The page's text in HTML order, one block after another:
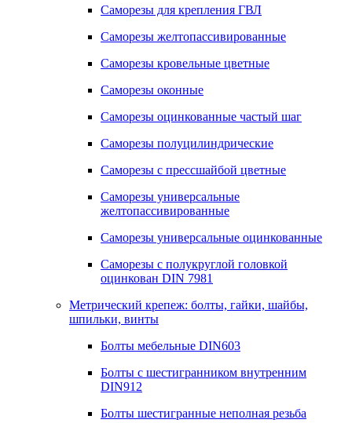
Саморезы для крепления ГВЛ
Саморезы желтопассивированные
Саморезы кровельные цветные
Саморезы оконные
Саморезы оцинкованные частый шаг
Саморезы полуцилиндрические
Саморезы с прессшайбой цветные
Саморезы универсальные
желтопассивированные
Саморезы универсальные оцинкованные
Саморезы с полукруглой головкой
оцинкован DIN 7981
Метрический крепеж: болты, гайки, шайбы,
шпильки, винты
Болты мебельные DIN603
Болты с шестигранником внутренним
DIN912
Болты шестигранные неполная резьба